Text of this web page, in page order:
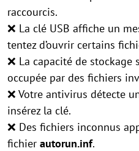
raccourcis.
❌ La clé USB affiche un
tentez d’ouvrir certains
❌ La capacité de
occupée par des fichiers
❌ Votre antivirus détecte
insérez la clé.
❌ Des fichiers inconnus
fichier autorun.inf.